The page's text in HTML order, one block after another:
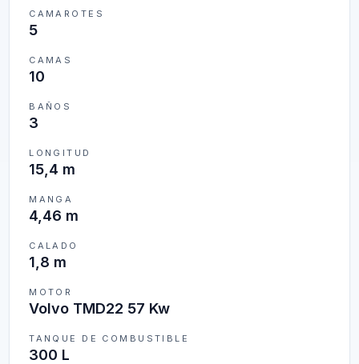
CAMAROTES
5
CAMAS
10
BAÑOS
3
LONGITUD
15,4 m
MANGA
4,46 m
CALADO
1,8 m
MOTOR
Volvo TMD22 57 Kw
TANQUE DE COMBUSTIBLE
300 L